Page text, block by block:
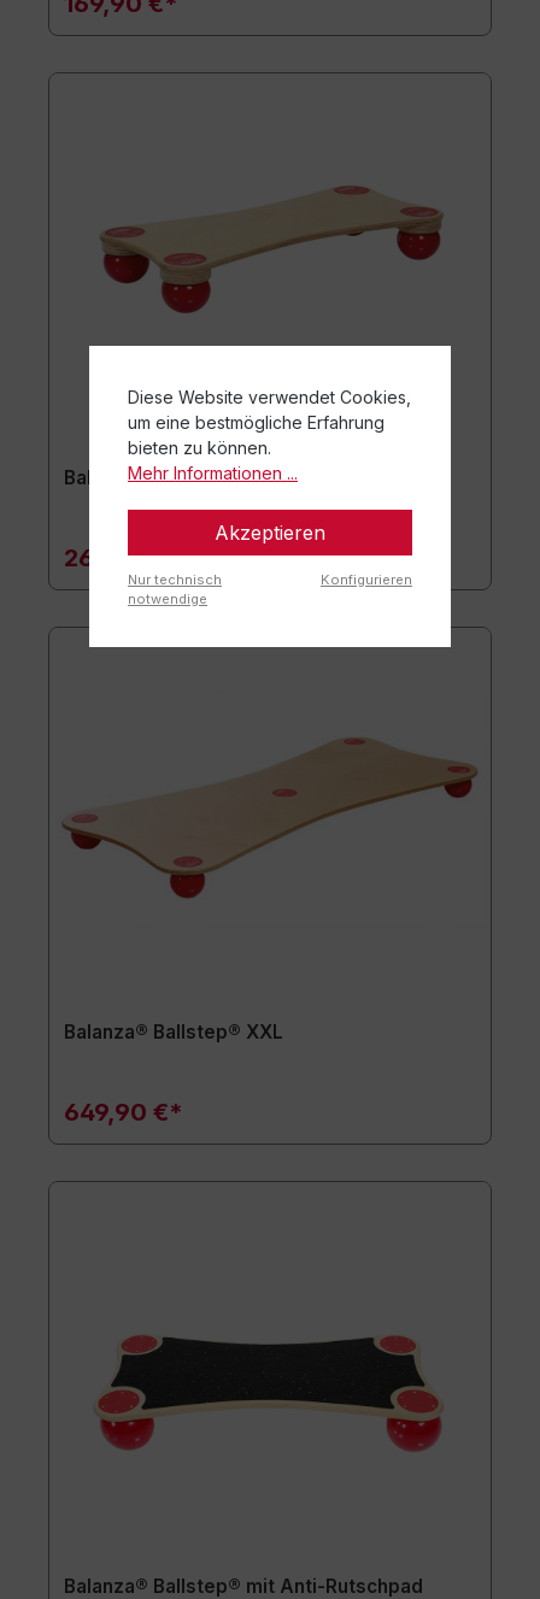
Balanza® Ballstep® Group
269,90 €*
Balanza® Ballstep® XXL
649,90 €*
Balanza® Ballstep® mit Anti-Rutschpad
Diese Website verwendet Cookies,
um eine bestmögliche Erfahrung
bieten zu können.
Mehr Informationen ...
Akzeptieren
Nur technisch
notwendige
Konfigurieren